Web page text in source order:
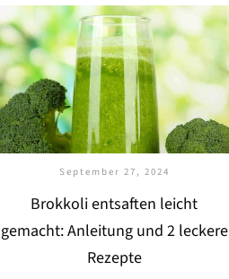
September 27, 2024
Brokkoli entsaften leicht
gemacht: Anleitung und 2 leckere
Rezepte